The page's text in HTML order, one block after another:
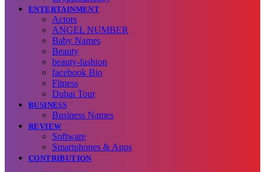
ENTERTAINMENT
Actors
ANGEL NUMBER
Baby Names
Beauty
beauty-fashion
facebook Bio
Fitness
Dubai Tour
BUSINESS
Business Names
REVIEW
Software
Smartphones & Apps
CONTRIBUTION